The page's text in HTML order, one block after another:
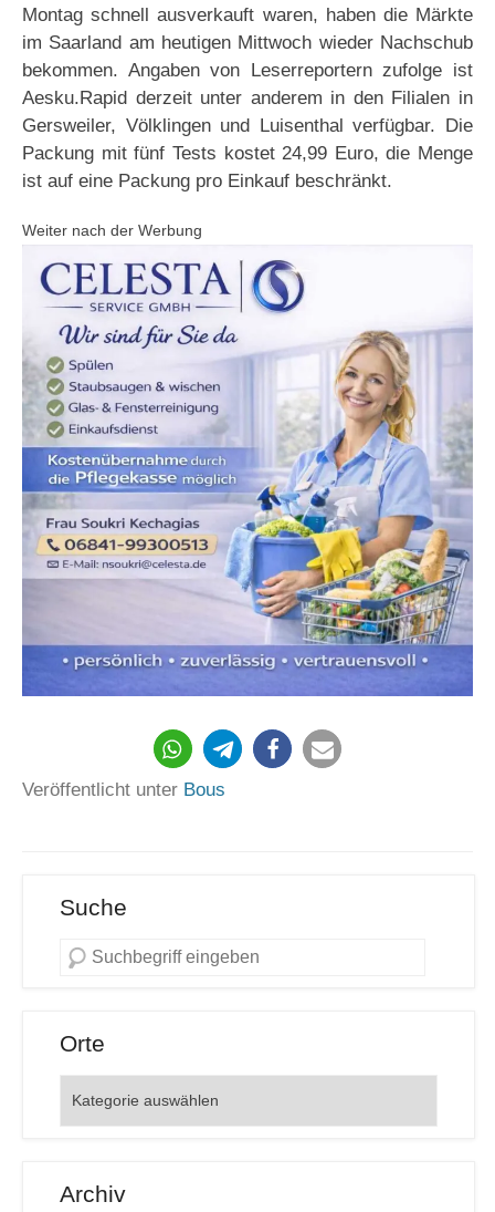
Montag schnell ausverkauft waren, haben die Märkte
im Saarland am heutigen Mittwoch wieder Nachschub
bekommen. Angaben von Leserreportern zufolge ist
Aesku.Rapid derzeit unter anderem in den Filialen in
Gersweiler, Völklingen und Luisenthal verfügbar. Die
Packung mit fünf Tests kostet 24,99 Euro, die Menge
ist auf eine Packung pro Einkauf beschränkt.
Weiter nach der Werbung
1367
Veröffentlicht unter Bous
Suche
Orte
Archiv